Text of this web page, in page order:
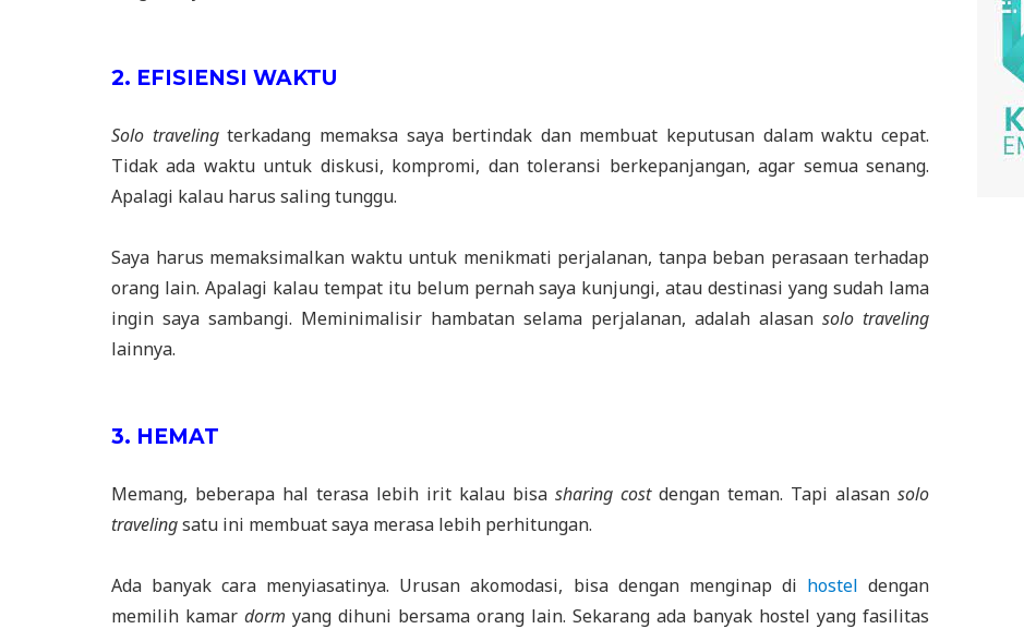
2. EFISIENSI WAKTU
Solo travelingterkadang memaksa saya bertindak dan membuat keputusan dalam waktu cepat.
Tidak ada waktu untuk diskusi, kompromi, dan toleransi berkepanjangan, agar semua senang.
Apalagi kalau harus saling tunggu.
Saya harus memaksimalkan waktu untuk menikmati perjalanan, tanpa beban perasaan terhadap
orang lain. Apalagi kalau tempat itu belum pernah saya kunjungi, atau destinasi yang sudah lama
ingin saya sambangi. Meminimalisir hambatan selama perjalanan, adalah alasan solo traveling
lainnya.
3. HEMAT
Memang, beberapa hal terasa lebih irit kalau bisa sharing costdengan teman. Tapi alasan solo
travelingsatu ini membuat saya merasa lebih perhitungan.
Ada banyak cara menyiasatinya. Urusan akomodasi, bisa dengan menginap di hostel dengan
memilih kamar dorm yang dihuni bersama orang lain. Sekarang ada banyak hostel yang fasilitas